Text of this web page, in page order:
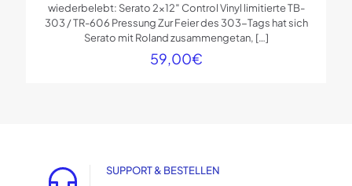
wiederbelebt: Serato 2×12″ Control Vinyl limitierte TB-
303 / TR-606 Pressung Zur Feier des 303-Tags hat sich
Serato mit Roland zusammengetan, […]
59,00€
SUPPORT & BESTELLEN